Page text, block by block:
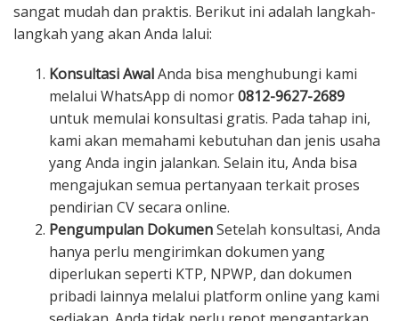
sangat mudah dan praktis. Berikut ini adalah langkah-
langkah yang akan Anda lalui:
Konsultasi AwalAnda bisa menghubungi kami
melalui WhatsApp di nomor0812-9627-2689
untuk memulai konsultasi gratis. Pada tahap ini,
kami akan memahami kebutuhan dan jenis usaha
yang Anda ingin jalankan. Selain itu, Anda bisa
mengajukan semua pertanyaan terkait proses
pendirian CV secara online.
Pengumpulan DokumenSetelah konsultasi, Anda
hanya perlu mengirimkan dokumen yang
diperlukan seperti KTP, NPWP, dan dokumen
pribadi lainnya melalui platform online yang kami